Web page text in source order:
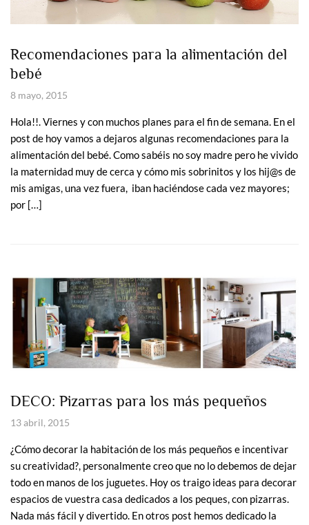
Recomendaciones para la alimentación del
bebé
8 mayo, 2015
Hola!!. Viernes y con muchos planes para el fin de semana. En el
post de hoy vamos a dejaros algunas recomendaciones para la
alimentación del bebé. Como sabéis no soy madre pero he vivido
la maternidad muy de cerca y cómo mis sobrinitos y los hij@s de
mis amigas, una vez fuera, iban haciéndose cada vez mayores;
por […]
DECO: Pizarras para los más pequeños
13 abril, 2015
¿Cómo decorar la habitación de los más pequeños e incentivar
su creatividad?, personalmente creo que no lo debemos de dejar
todo en manos de los juguetes. Hoy os traigo ideas para decorar
espacios de vuestra casa dedicados a los peques, con pizarras.
Nada más fácil y divertido. En otros post hemos dedicado la